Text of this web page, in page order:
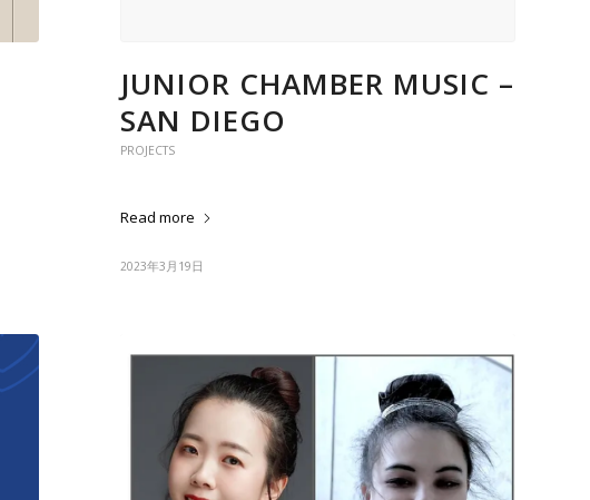
JUNIOR CHAMBER MUSIC –
SAN DIEGO
PROJECTS
Read more
2023年3月19日